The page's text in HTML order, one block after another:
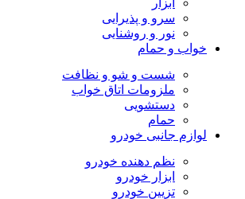
ابزار
سرو و پذیرایی
نور و روشنایی
خواب و حمام
شست و شو و نظافت
ملزومات اتاق خواب
دستشویی
حمام
لوازم جانبی خودرو
نظم دهنده خودرو
ابزار خودرو
تزیین خودرو